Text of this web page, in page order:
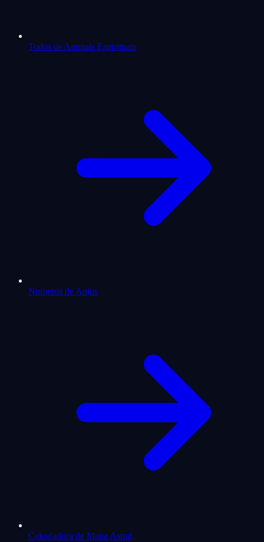
Todos os Animais Espirituais
Numeros de Anjos
Calculadora de Mapa Astral